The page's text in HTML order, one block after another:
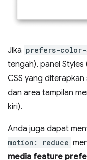
Jika prefers-color-
tengah), panel Styles
CSS yang
dan area tampilan
kiri).
Anda juga dapat
motion: reduce
media feature